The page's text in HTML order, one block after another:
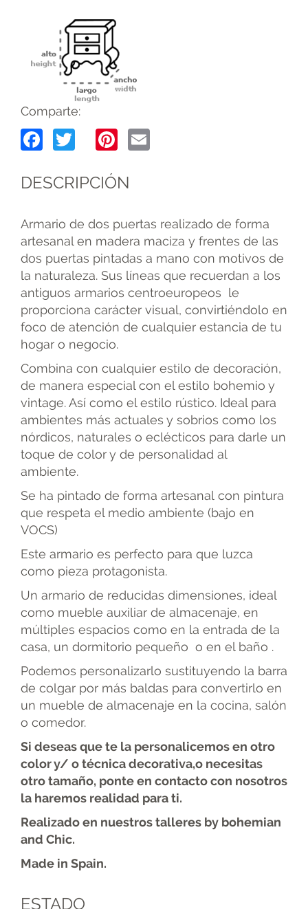
Comparte:
Facebook
TwitterPinterest
DESCRIPCIÓN
Armario de dos puertas realizado de forma
artesanal en madera maciza y frentes de las
dos puertas pintadas a mano con motivos de
la naturaleza. Sus líneas que recuerdan a los
antiguos armarios centroeuropeos le
proporciona carácter visual, convirtiéndolo en
foco de atención de cualquier estancia de tu
hogar o negocio.
Combina con cualquier estilo de decoración,
de manera especial con el estilo bohemio y
vintage. Así como el estilo rústico. Ideal para
ambientes más actuales y sobrios como los
nórdicos, naturales o eclécticos para darle un
toque de color y de personalidad al
ambiente.
Se ha pintado de forma artesanal con pintura
que respeta el medio ambiente (bajo en
VOCS)
Este armario es perfecto para que luzca
como pieza protagonista.
Un armario de reducidas dimensiones, ideal
como mueble auxiliar de almacenaje, en
múltiples espacios como en la entrada de la
casa, un dormitorio pequeño o en el baño .
Podemos personalizarlo sustituyendo la barra
de colgar por más baldas para convertirlo en
un mueble de almacenaje en la cocina, salón
o comedor.
Si deseas que te la personalicemos en otro
color y/ o técnica decorativa,o necesitas
otro tamaño, ponte en contacto con nosotros
la haremos realidad para ti.
Realizado en nuestros talleres by bohemian
and Chic.
Made in Spain.
ESTADO